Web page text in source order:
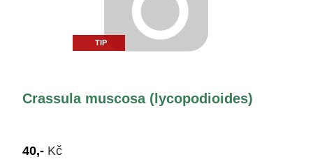
TIP
Crassula muscosa (lycopodioides)
40,- Kč